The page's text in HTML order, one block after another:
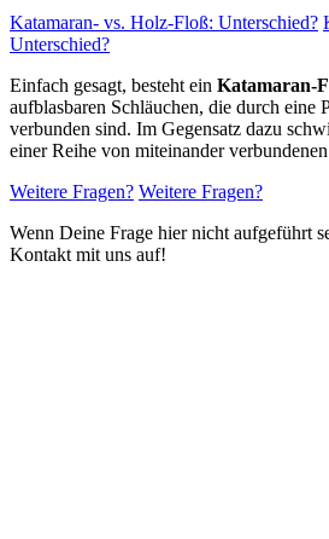
Katamaran- vs. Holz-Floß: Unterschied?
Unterschied?
Einfach gesagt, besteht ein Katamaran-
aufblasbaren Schläuchen, die durch eine
verbunden sind. Im Gegensatz dazu
einer Reihe von miteinander verbundenen
Weitere Fragen? Weitere Fragen?
Wenn Deine Frage hier nicht aufgeführt
Kontakt mit uns auf!